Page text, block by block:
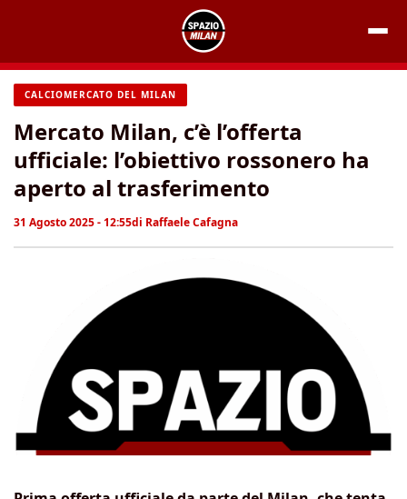
contenuto
CALCIOMERCATO DEL MILAN
Mercato Milan, c’è l’offerta
ufficiale: l’obiettivo rossonero ha
aperto al trasferimento
31 Agosto 2025 - 12:55di Raffaele Cafagna